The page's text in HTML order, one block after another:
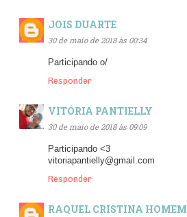
JOIS DUARTE
30 de maio de 2018 às 00:34
Participando o/
Responder
VITÓRIA PANTIELLY
30 de maio de 2018 às 09:09
Participando <3
vitoriapantielly@gmail.com
Responder
RAQUEL CRISTINA HOMEM